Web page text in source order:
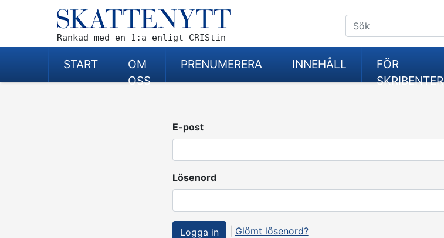
Rankad med en 1:a enligt CRIStin
START
OM
OSS
PRENUMERERA INNEHÅLL
FÖR
SKRIBENTER
E-post
Lösenord
Glömt lösenord?